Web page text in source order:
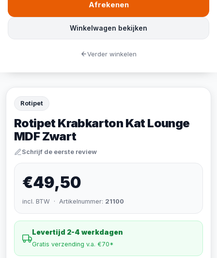
Rotipet
Rotipet Krabkarton Kat Lounge
MDF Zwart
Schrijf de eerste review
€49,50
incl. BTW · Artikelnummer: 21100
Levertijd 2-4 werkdagen
Gratis verzending v.a. €70*
Winkelwagen bekijken
Afrekenen
Verder winkelen